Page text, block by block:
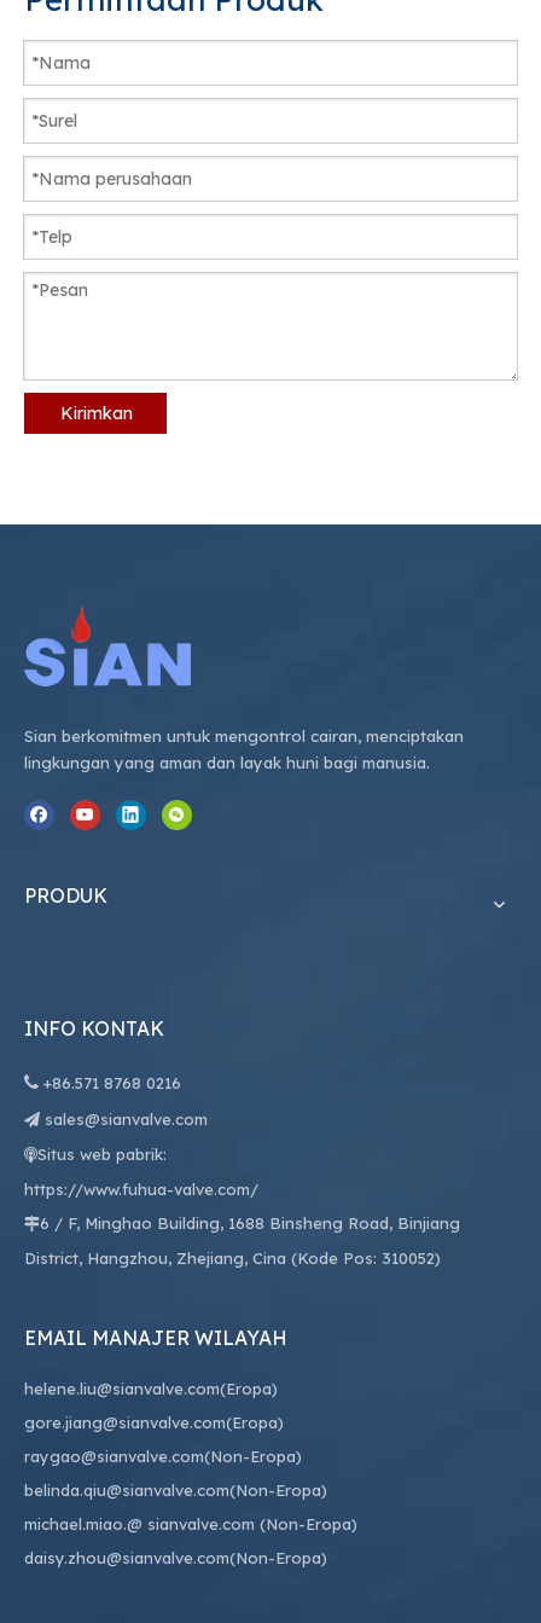
Kirimkan
Sian berkomitmen untuk mengontrol cairan, menciptakan
lingkungan yang aman dan layak huni bagi manusia.
PRODUK
INFO KONTAK
 +86.571 8768 0216
 sales@sianvalve.com
Situs web pabrik:
https://www.fuhua-valve.com/
6 / F, Minghao Building, 1688 Binsheng Road, Binjiang
District, Hangzhou, Zhejiang, Cina (Kode Pos: 310052)
EMAIL MANAJER WILAYAH
helene.liu@sianvalve.com(Eropa)
gore.jiang@sianvalve.com(Eropa)
raygao@sianvalve.com(Non-Eropa)
belinda.qiu@sianvalve.com(Non-Eropa)
michael.miao.@ sianvalve.com (Non-Eropa)
daisy.zhou@sianvalve.com(Non-Eropa)